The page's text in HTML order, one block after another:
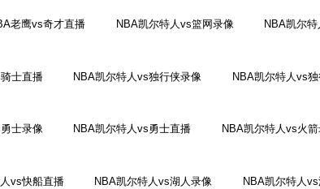
老鹰vs奇才直播 NBA凯尔特人vs篮网录像 NBA凯尔
士直播 NBA凯尔特人vs独行侠录像 NBA凯尔特人vs
士录像 NBA凯尔特人vs勇士直播 NBA凯尔特人vs火
vs快船直播 NBA凯尔特人vs湖人录像 NBA凯尔特人